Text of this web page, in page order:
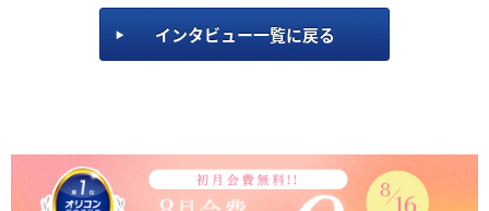
インタビュー一覧に戻る